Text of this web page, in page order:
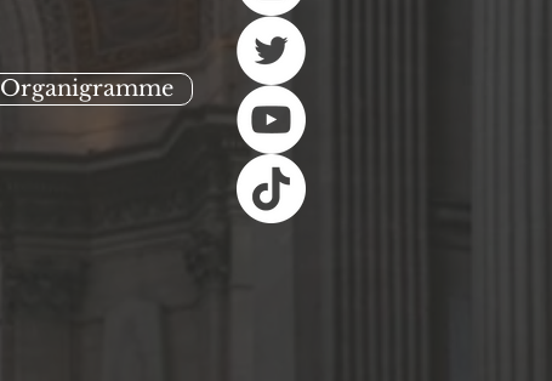
Organigramme